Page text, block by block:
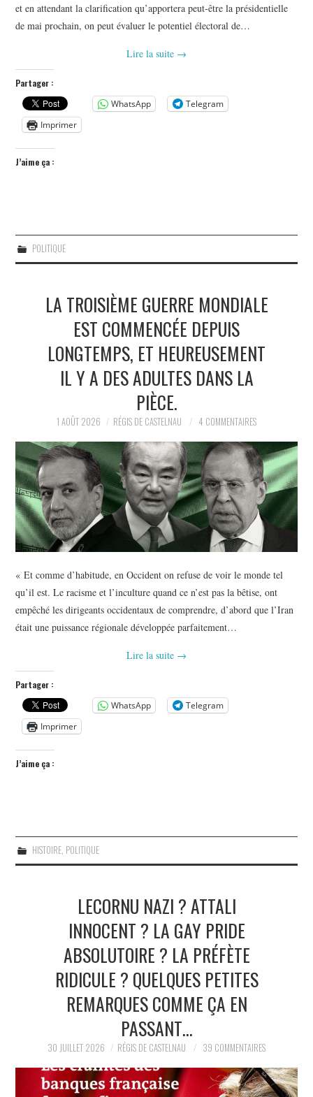
et en attendant la clarification qu’apportera peut-être la présidentielle
de mai prochain, on peut évaluer le potentiel électoral de…
Lire la suite →
Partager :
WhatsApp
Telegram
Imprimer
J’aime ça :
POLITIQUE
LA TROISIÈME GUERRE MONDIALE
EST COMMENCÉE DEPUIS
LONGTEMPS, ET HEUREUSEMENT
IL Y A DES ADULTES DANS LA
PIÈCE.
1 AOÛT 2026 RÉGIS DE CASTELNAU 4 COMMENTAIRES
« Et comme d’habitude, en Occident on refuse de voir le monde tel
qu’il est. Le racisme et l’inculture quand ce n’est pas la bêtise, ont
empêché les dirigeants occidentaux de comprendre, d’abord que l’Iran
était une puissance régionale développée parfaitement…
Lire la suite →
Partager :
WhatsApp
Telegram
Imprimer
J’aime ça :
HISTOIRE, POLITIQUE
LECORNU NAZI ? ATTALI
INNOCENT ? LA GAY PRIDE
ABSOLUTOIRE ? LA PRÉFÈTE
RIDICULE ? QUELQUES PETITES
REMARQUES COMME ÇA EN
PASSANT…
30 JUILLET 2026 RÉGIS DE CASTELNAU 39 COMMENTAIRES